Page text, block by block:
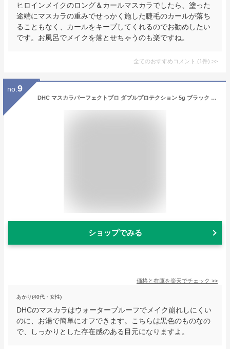
ヒロインメイクのロング＆カールマスカラでしたら、塗った
途端にマスカラの重みでせっかく施した睫毛のカールが落ち
ることもなく、カールをキープしてくれるのでお勧めしたい
です。お風呂でメイクを落とせちゃうのも楽ですね。
全てのおすすめコメント (1件) >
no. 9
DHC マスカラパーフェクトプロ ダブルプロテクション 5g ブラック DHC マスカラ [1701]郵便送料無料[TN50] オイルプルーフ ウォータープルーフ ブラシ 黒 アイメイク dhc お湯で落とせる まつ毛
ショップでみる
価格と在庫を楽天でチェック >>
あかり(40代・女性)
DHCのマスカラはウォータープルーフでメイク崩れしにくい
のに、お湯で簡単にオフできます。こちらは黒色のものなの
で、しっかりとした存在感のある目元になりますよ。